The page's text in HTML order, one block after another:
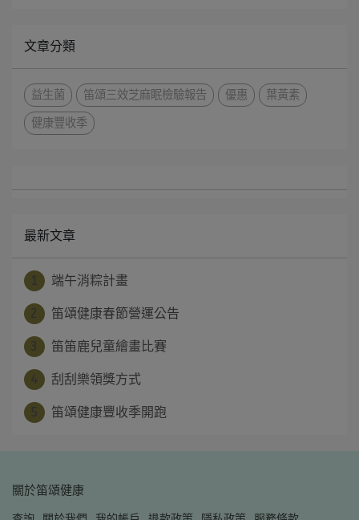
文章分類
益生菌 笛頌三效芝麻眠檢驗報告 優惠 葉黃素
健康豐收季
最新文章
端午消粽計畫
笛頌健康春節營運公告
笛笛鹿兒童繪畫比賽
刮刮樂領獎方式
笛頌健康豐收季開跑
關於笛頌健康